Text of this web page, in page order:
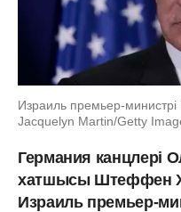
Израиль премьер-
Jacquelyn Martin/Getty
Германия канцлері
хатшысы Штеффен
Израиль премьер-